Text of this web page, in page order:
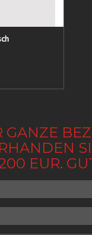
EUR.